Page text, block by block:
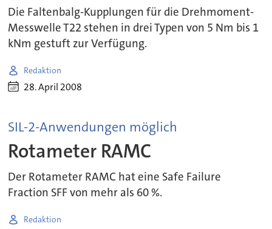
Die Faltenbalg-Kupplungen für die Drehmoment-
Messwelle T22 stehen in drei Typen von 5 Nm bis 1
kNm gestuft zur Verfügung.
Redaktion
28. April 2008
SIL-2-Anwendungen möglich
Rotameter RAMC
Der Rotameter RAMC hat eine Safe Failure
Fraction SFF von mehr als 60 %.
Redaktion